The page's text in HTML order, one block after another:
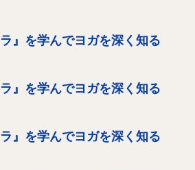
』を学んでヨガを深く知る
』を学んでヨガを深く知る
』を学んでヨガを深く知る